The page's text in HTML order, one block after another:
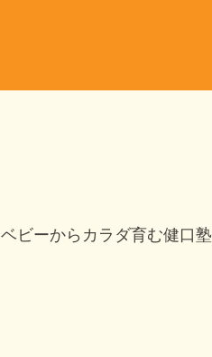
ベビーからカラダ育む健口塾